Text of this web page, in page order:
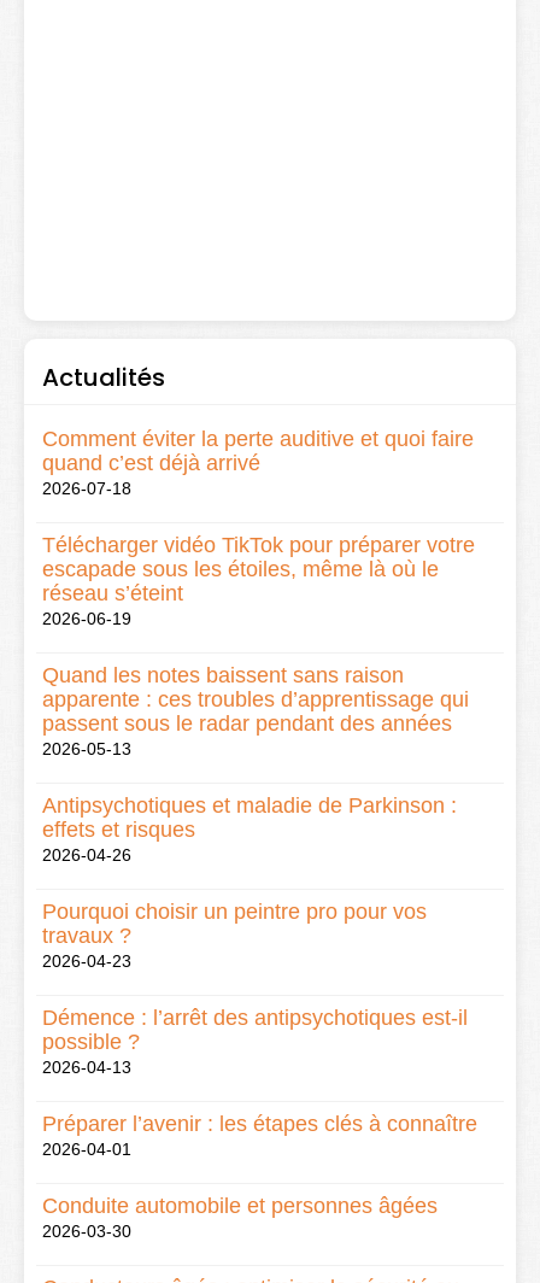
Actualités
Comment éviter la perte auditive et quoi faire
quand c’est déjà arrivé
2026-07-18
Télécharger vidéo TikTok pour préparer votre
escapade sous les étoiles, même là où le
réseau s’éteint
2026-06-19
Quand les notes baissent sans raison
apparente : ces troubles d’apprentissage qui
passent sous le radar pendant des années
2026-05-13
Antipsychotiques et maladie de Parkinson :
effets et risques
2026-04-26
Pourquoi choisir un peintre pro pour vos
travaux ?
2026-04-23
Démence : l’arrêt des antipsychotiques est-il
possible ?
2026-04-13
Préparer l’avenir : les étapes clés à connaître
2026-04-01
Conduite automobile et personnes âgées
2026-03-30